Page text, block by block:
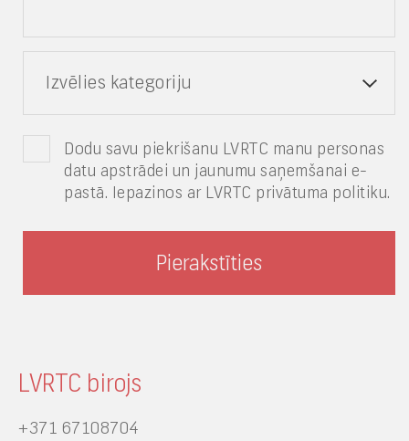
Izvēlies kategoriju
Dodu savu piekrišanu LVRTC manu personas
datu apstrādei un jaunumu saņemšanai e-
pastā. Iepazinos ar LVRTC privātuma politiku.
LVRTC birojs
+371 67108704